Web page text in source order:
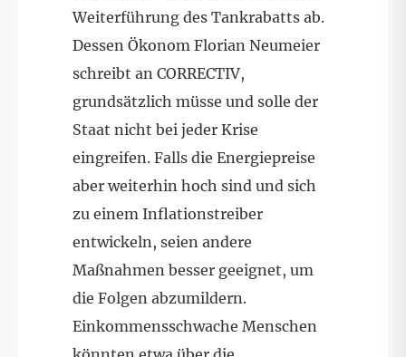
Weiterführung des Tankrabatts ab.
Dessen Ökonom Florian Neumeier
schreibt an CORRECTIV,
grundsätzlich müsse und solle der
Staat nicht bei jeder Krise
eingreifen. Falls die Energiepreise
aber weiterhin hoch sind und sich
zu einem Inflationstreiber
entwickeln, seien andere
Maßnahmen besser geeignet, um
die Folgen abzumildern.
Einkommensschwache Menschen